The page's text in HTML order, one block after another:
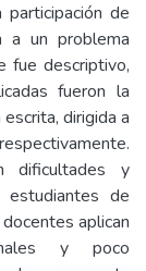
de
a un problema
fue descriptivo,
fueron la
dirigida a
dificultades y
de
aplican
y poco